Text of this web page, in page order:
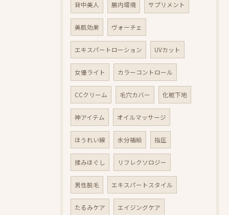
背中美人 腸内環境 サプリメント
美肌効果 ヴォーチェ
エキスパートローション UVカット
女優ライト カラーコントロール
CCクリーム 毛穴カバー 化粧下地
神アイテム オイルマッサージ
ほうれい線 水分補給 指圧
揉みほぐし リフレクソロジー
男性脱毛 エキスパートスタイル
たるみケア エイジングケア